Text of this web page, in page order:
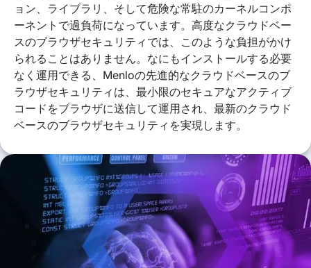
ョン、ライブラリ、そして危険な常駐のカーネルコンポ
ーネントで過負荷になっています。高度なクラウドベー
スのブラウザセキュリティでは、このような負担がかけ
られることはありません。なにもインストールする必要
なく運用できる、Menloの先進的なクラウドベースのブ
ラウザセキュリティは、最小限のセキュアなアクティブ
コードをブラウザに送信して運用され、最新のクラウド
ベースのブラウザセキュリティを実現します。